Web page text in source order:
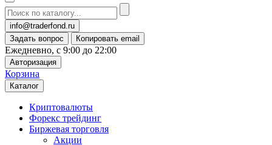
info@traderfond.ru
Задать вопрос
Копировать email
Ежедневно, с 9:00 до 22:00
Авторизация
Корзина
Каталог
Криптовалюты
Форекс трейдинг
Биржевая торговля
Акции